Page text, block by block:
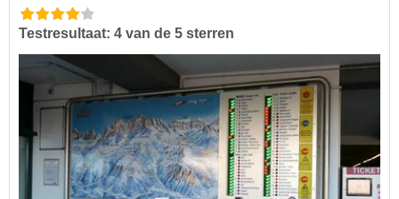
Testresultaat: 4 van de 5 sterren